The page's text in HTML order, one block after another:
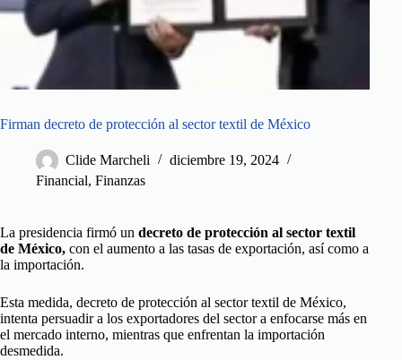
Firman decreto de protección al sector textil de México
Clide Marcheli
diciembre 19, 2024
Financial, Finanzas
La presidencia firmó un decreto de protección al sector textil
de México, con el aumento a las tasas de exportación, así como a
la importación.
Esta medida, decreto de protección al sector textil de México,
intenta persuadir a los exportadores del sector a enfocarse más en
el mercado interno, mientras que enfrentan la importación
desmedida.